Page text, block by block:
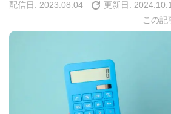
配信日: 2023.08.04 更新日:
この記